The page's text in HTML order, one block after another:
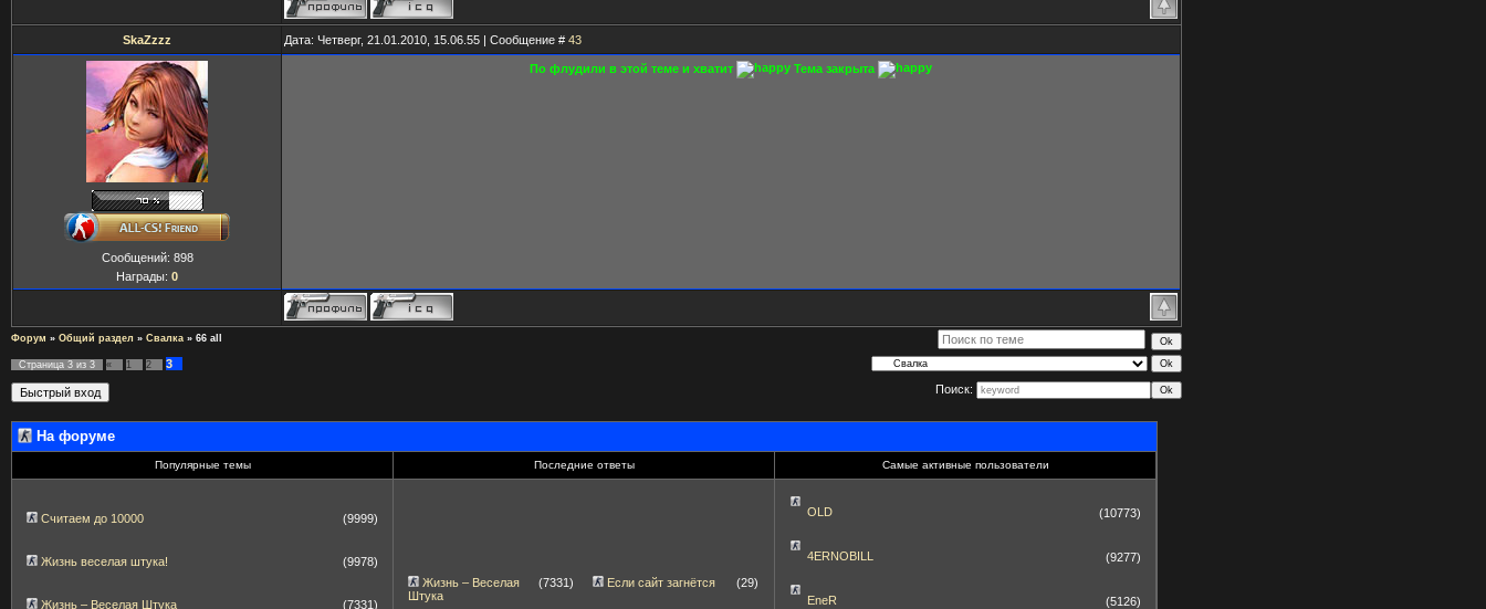
SkaZzzz Дата: Четверг, 21.01.2010, 15.06.55 | Сообщение # 43
Сообщений: 898
Награды: 0
По флудили в этой теме и хватит Тема закрыта
Форум » Общий раздел » Свалка » 66 all
Страница 3 из 3 « 1 2
3
Поиск:
На форуме
Популярные темы Последние ответы Самые активные пользователи
Считаем до 10000 (9999)
Жизнь веселая штука! (9978)
Жизнь – Веселая Штука (7331)
Жизнь – Веселая
Штука
(7331) Если сайт загнётся (29)
OLD (10773)
4ERNOBILL (9277)
EneR (5126)